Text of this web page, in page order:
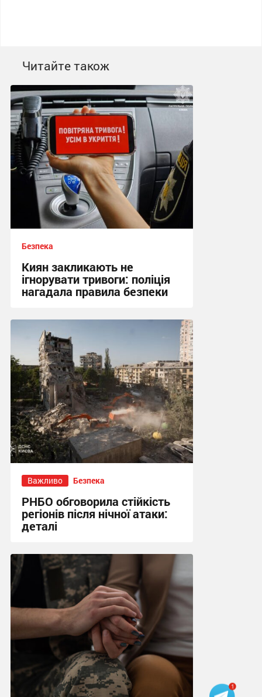
Читайте також
Безпека
Киян закликають не
ігнорувати тривоги: поліція
нагадала правила безпеки
00:23 сьогодні
Важливо Безпека
РНБО обговорила стійкість
регіонів після нічної атаки:
деталі
19:36 вчора